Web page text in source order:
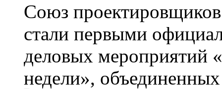
Союз
стали первыми
деловых мероприятий
недели»,